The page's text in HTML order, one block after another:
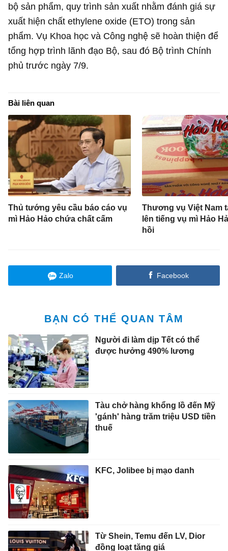
bộ sản phẩm, quy trình sản xuất nhằm đánh giá sự
xuất hiện chất ethylene oxide (ETO) trong sản
phẩm. Vụ Khoa học và Công nghệ sẽ hoàn thiện để
tổng hợp trình lãnh đạo Bộ, sau đó Bộ trình Chính
phủ trước ngày 7/9.
Bài liên quan
Thủ tướng yêu cầu báo cáo vụ
mì Hảo Hảo chứa chất cấm
Thương vụ Việt Nam
lên tiếng vụ mì Hảo
hồi
Zalo Facebook
BẠN CÓ THỂ QUAN TÂM
Người đi làm dịp Tết có thể
được hưởng 490% lương
Tàu chở hàng khổng lồ đến Mỹ
'gánh' hàng trăm triệu USD tiền
thuế
KFC, Jolibee bị mạo danh
Từ Shein, Temu đến LV, Dior
đồng loạt tăng giá